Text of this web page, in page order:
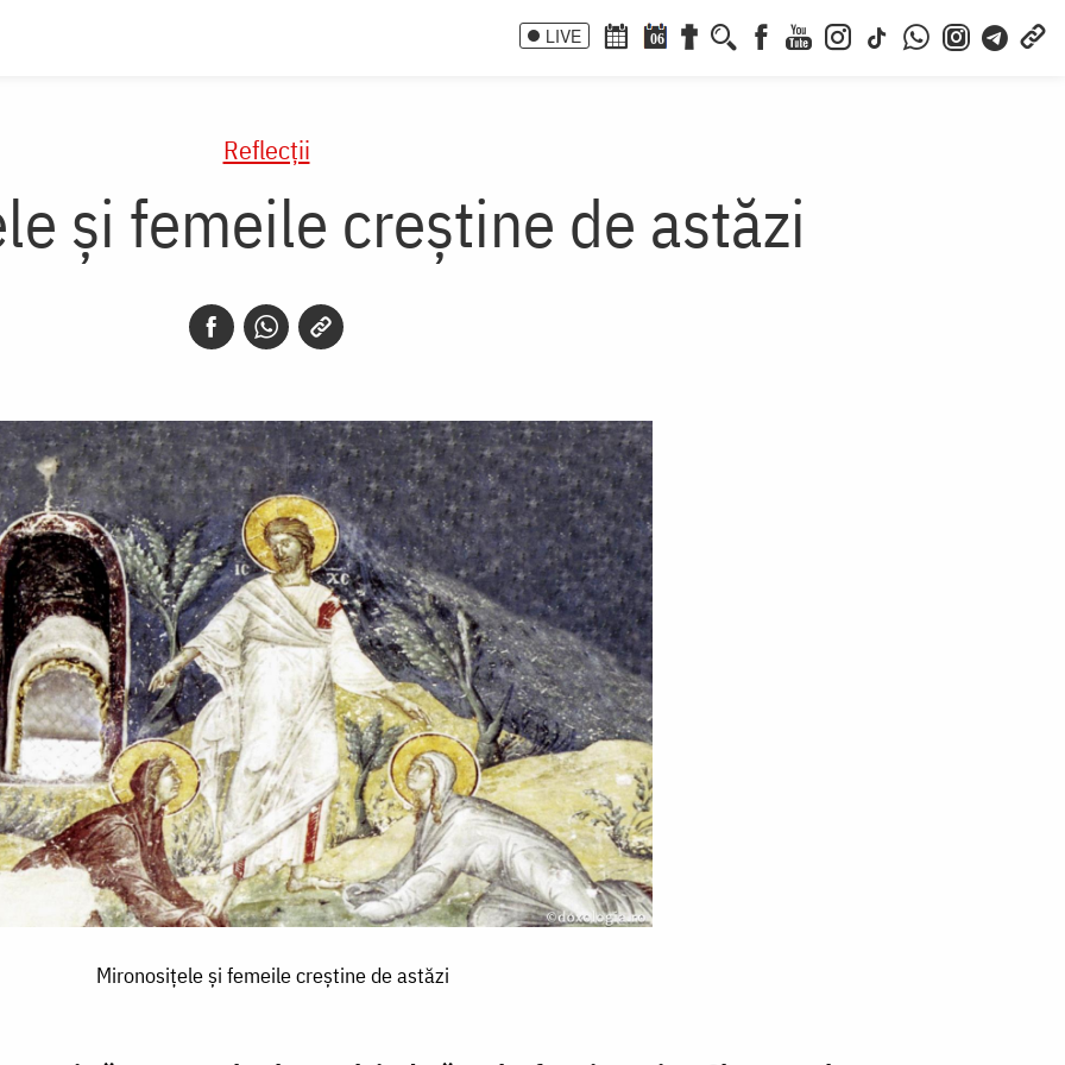
LIVE 06
Reflecții
și femeile creștine de astăzi
Mironosițele și femeile creștine de astăzi